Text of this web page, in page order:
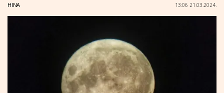
HINA 13:06 21.03.2024.